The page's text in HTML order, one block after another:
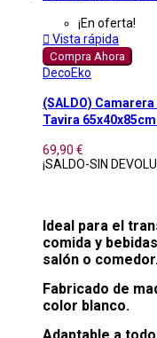
¡En oferta!
 Vista rápida
Compra Ahora
DecoEko
(SALDO)
Tavira
69,90 €
¡SALDO-SIN
Ideal para el
comida y
salón o comedor.
Fabricado de
color blanco.
Adaptable a